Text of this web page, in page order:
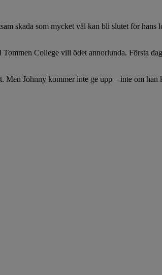
skada som mycket väl kan bli slutet för hans
College vill ödet annorlunda. Första
Johnny kommer inte ge upp – inte om han